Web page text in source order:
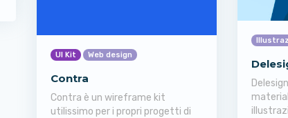
UI Kit Web design
Contra
Contra è un wireframe kit
utilissimo per i propri progetti di